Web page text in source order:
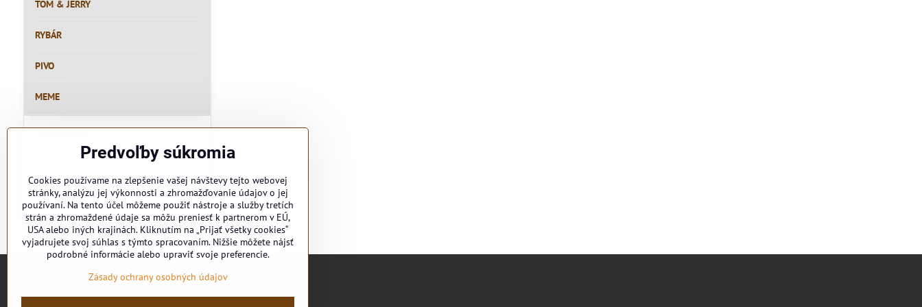
Parametre
Všetky produkty
Iba skladom
TOM & JERRY
RYBÁR
PIVO
MEME
Predvoľby súkromia
Cookies používame na zlepšenie vašej návštevy tejto webovej
stránky, analýzu jej výkonnosti a zhromažďovanie údajov o jej
používaní. Na tento účel môžeme použiť nástroje a služby tretích
strán a zhromaždené údaje sa môžu preniesť k partnerom v EÚ,
USA alebo iných krajinách. Kliknutím na „Prijať všetky cookies“
vyjadrujete svoj súhlas s týmto spracovaním. Nižšie môžete nájsť
podrobné informácie alebo upraviť svoje preferencie.
Zásady ochrany osobných údajov